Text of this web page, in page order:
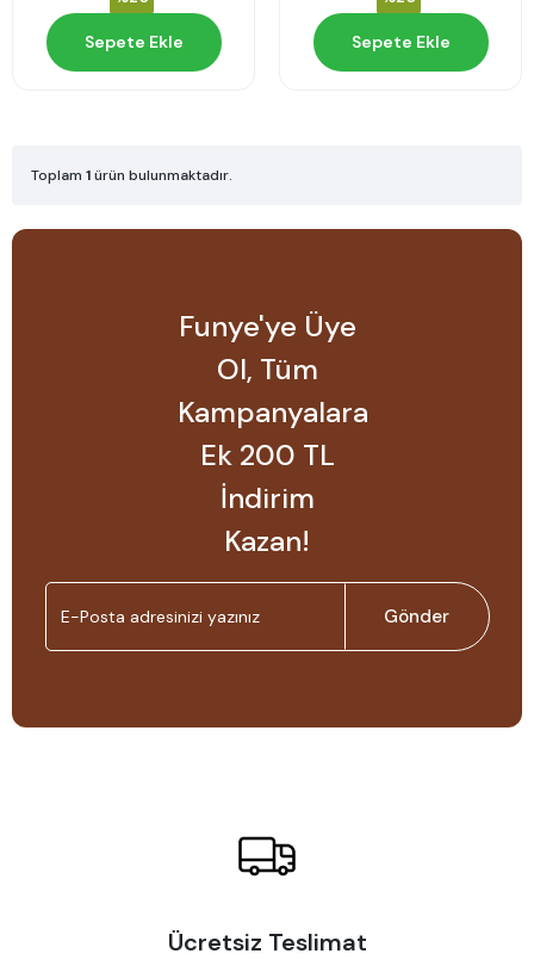
Sepete Ekle Sepete Ekle
Toplam 1ürün bulunmaktadır.
Funye'ye Üye
Ol, Tüm
Kampanyalara
Ek 200 TL
İndirim
Kazan!
Gönder
Ücretsiz Teslimat